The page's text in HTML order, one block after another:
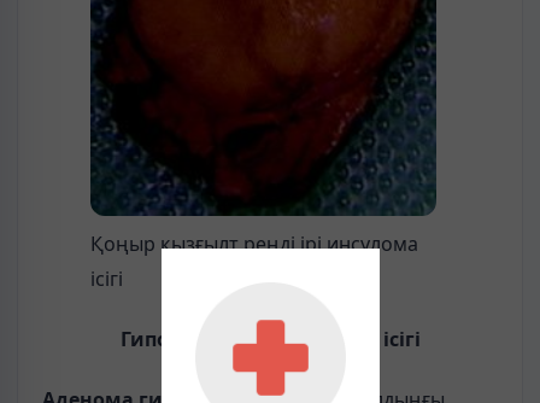
Қоңыр қызғылт реңді ірі инсулома
ісігі
Гипофиз безінің қатерсіз ісігі